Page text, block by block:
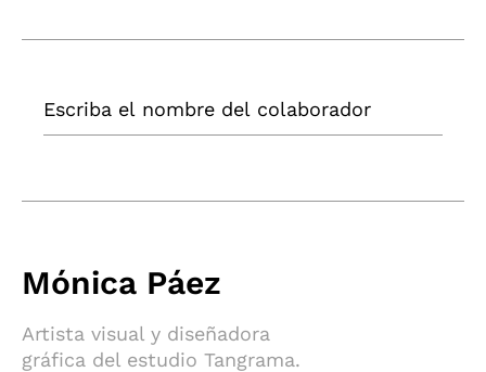
Mónica Páez
Artista visual y diseñadora
gráfica del estudio Tangrama.